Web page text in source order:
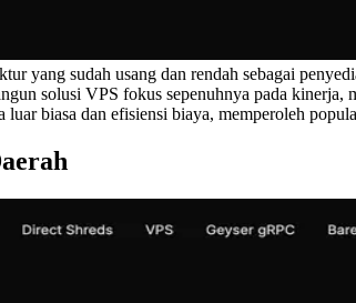
yang sudah usang dan rendah sebagai
solusi VPS fokus sepenuhnya pada
biasa dan efisiensi biaya, memperoleh